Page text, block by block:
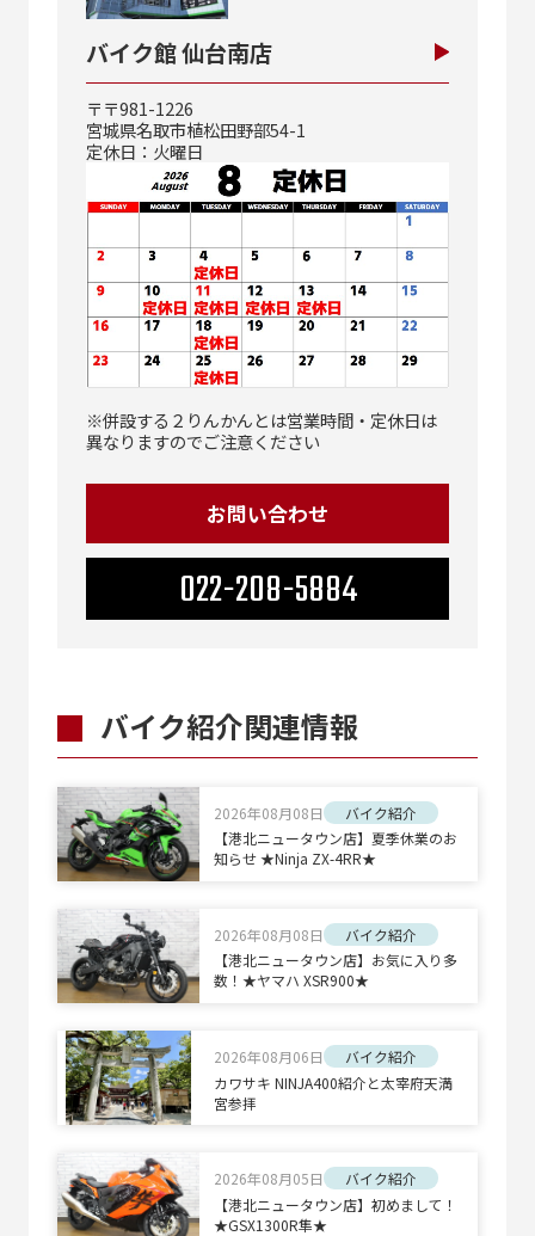
バイク館 仙台南店
〒〒981-1226
宮城県名取市植松田野部54-1
定休日：火曜日
※併設する２りんかんとは営業時間・定休日は
異なりますのでご注意ください
お問い合わせ
022-208-5884
バイク紹介関連情報
2026年08月08日
バイク紹介
【港北ニュータウン店】夏季休業のお
知らせ ★Ninja ZX-4RR★
2026年08月08日
バイク紹介
【港北ニュータウン店】お気に入り多
数！★ヤマハ XSR900★
2026年08月06日
バイク紹介
カワサキ NINJA400紹介と太宰府天満
宮参拝
2026年08月05日
バイク紹介
【港北ニュータウン店】初めまして！
★GSX1300R隼★